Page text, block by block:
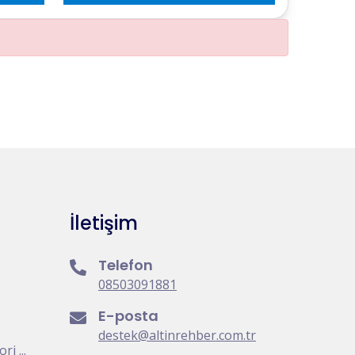
...
İletişim
Telefon
08503091881
E-posta
destek@altinrehber.com.tr